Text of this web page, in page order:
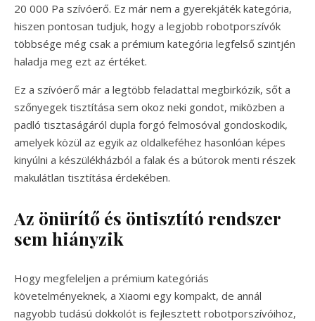
20 000 Pa szívóerő. Ez már nem a gyerekjáték kategória,
hiszen pontosan tudjuk, hogy a legjobb robotporszívók
többsége még csak a prémium kategória legfelső szintjén
haladja meg ezt az értéket.
Ez a szívóerő már a legtöbb feladattal megbirkózik, sőt a
szőnyegek tisztítása sem okoz neki gondot, miközben a
padló tisztaságáról dupla forgó felmosóval gondoskodik,
amelyek közül az egyik az oldalkeféhez hasonlóan képes
kinyúlni a készülékházból a falak és a bútorok menti részek
makulátlan tisztítása érdekében.
Az önürítő és öntisztító rendszer
sem hiányzik
Hogy megfeleljen a prémium kategóriás
követelményeknek, a Xiaomi egy kompakt, de annál
nagyobb tudású dokkolót is fejlesztett robotporszívóihoz,